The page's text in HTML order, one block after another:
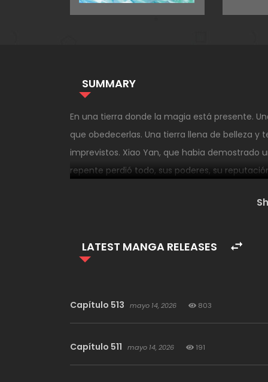
SUMMARY
En una tierra donde la magia está presente.
que obedecerlas. Una tierra llena de belleza
imprevistos. Xiao Yan, que habia
repente perdió todo, sus poderes, su
LATEST MANGA RELEASES
Capítulo 513 mayo 14, 2026 803
Capítulo 511 mayo 14, 2026 191